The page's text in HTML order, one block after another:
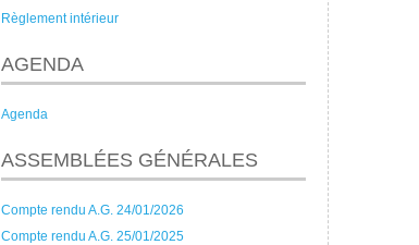
Règlement intérieur
AGENDA
Agenda
ASSEMBLÉES GÉNÉRALES
Compte rendu A.G. 24/01/2026
Compte rendu A.G. 25/01/2025